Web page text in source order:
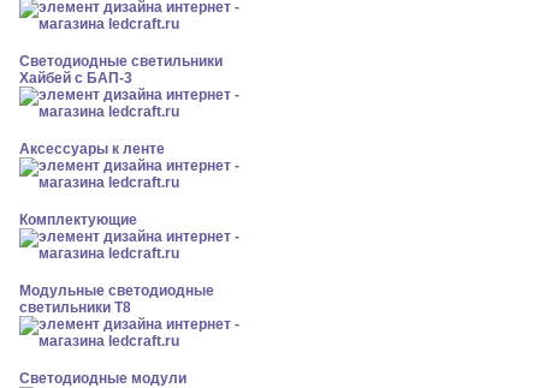
Светодиодные светильники
Хайбей с БАП-3
Аксессуары к ленте
Комплектующие
Модульные светодиодные
светильники Т8
Светодиодные модули